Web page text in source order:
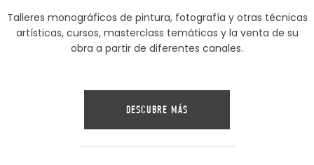
Talleres monográficos de pintura, fotografía y otras técnicas
artísticas, cursos, masterclass temáticas y la venta de su
obra a partir de diferentes canales.
DESCUBRE MÁS